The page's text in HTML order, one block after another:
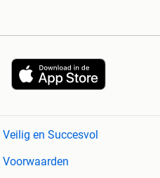
Veilig en Succesvol
Voorwaarden